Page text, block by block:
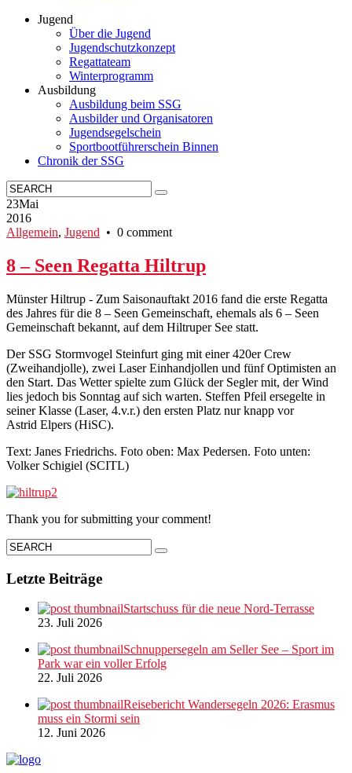
Jugend
Über die Jugend
Jugendschutzkonzept
Regattateam
Winterprogramm
Ausbildung
Ausbildung beim SSG
Ausbilder und Organisatoren
Jugendsegelschein
Sportbootführerschein Binnen
Chronik der SSG
23Mai
2016
Allgemein, Jugend • 0 comment
8 – Seen Regatta Hiltrup
Münster Hiltrup - Zum Saisonauftakt 2016 fand die erste Regatta
des Jahres für die 8 – Seen Gemeinschaft, ehemals als 6 – Seen
Gemeinschaft bekannt, auf dem Hiltruper See statt.
Der SSG Stormvogel Steinfurt ging mit einer 420er Crew
(Zweihandjolle), zwei Laser Einhandjollen und fünf Optimisten an
den Start. Das Wetter spielte zum Glück der Segler mit, der Wind
lies jedoch bis Sonntag auf sich warten. Steffen Pfeil ersegelte in
seiner Klasse (Laser, 4.v.r.) den ersten Platz nur knapp vor
Astrid Elpers (HiSC).
Text: Janes Friedrichs. Foto oben: Max Pedersen. Foto unten:
Volker Schigiel (SCITL)
Thank you for submitting your comment!
Letzte Beiträge
Startschuss für die neue Nord-Terrasse
23. Juli 2026
Schnuppersegeln am Seller See – Sport im
Park war ein voller Erfolg
22. Juli 2026
Reisebericht Wandersegeln 2026: Erasmus
muss ein Stormi sein
12. Juni 2026